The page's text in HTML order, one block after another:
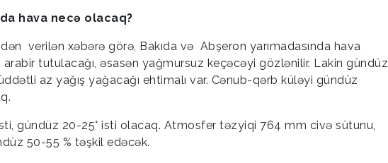
hava necə olacaq?
verilən xəbərə görə, Bakıda və Abşeron yarımadasında hava
tutulacağı, əsasən yağmursuz keçəcəyi gözlənilir. Lakin gündüz
az yağış yağacağı ehtimalı var. Cənub-qərb küləyi gündüz
gündüz 20-25° isti olacaq. Atmosfer təzyiqi 764 mm civə sütunu,
50-55 % təşkil edəcək.